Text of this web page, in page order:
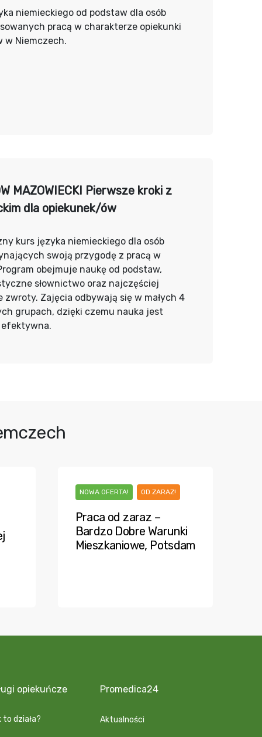
niemieckiego od podstaw dla osób
pracą w charakterze opiekunki
w Niemczech.
MAZOWIECKI Pierwsze kroki z
dla opiekunek/ów
kurs języka niemieckiego dla osób
swoją przygodę z pracą w
obejmuje naukę od podstaw,
słownictwo oraz najczęściej
zwroty. Zajęcia odbywają się w małych 4
grupach, dzięki czemu nauka jest
NOWA OFERTA! OD ZARAZ!
Praca od zaraz –
Bardzo Dobre Warunki
Mieszkaniowe, Potsdam
opiekuńcze
to działa?
Promedica24
Aktualności